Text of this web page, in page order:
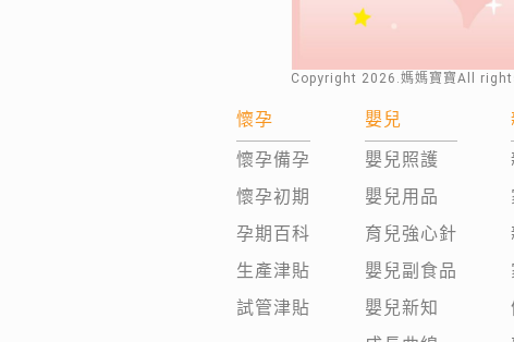
Copyright 2026 .媽媽寶寶All
懷孕
懷孕備孕
懷孕初期
孕期百科
生產津貼
試管津貼
嬰兒
嬰兒照護
嬰兒用品
育兒強心針
嬰兒副食品
嬰兒新知